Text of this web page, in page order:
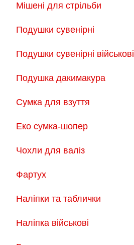
Мішені для стрільби
Подушки сувенірні
Подушки сувенірні військові
Подушка дакимакура
Сумка для взуття
Еко сумка-шопер
Чохли для валіз
Фартух
Наліпки та таблички
Наліпка військові